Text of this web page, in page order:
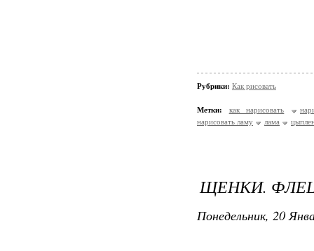
Рубрики: Как рисовать
Метки: как нарисовать
нарисовать ламу
лама
ЩЕНКИ.
Понедельник, 20